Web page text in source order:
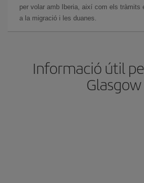
per volar amb Iberia, així com els tràmits
a la migració i les duanes.
Informació útil
Glasgow